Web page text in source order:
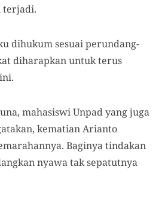
terjadi.
dihukum sesuai perundang-
diharapkan untuk terus
mahasiswi Unpad yang juga
, kematianArianto
. Baginya tindakan
nyawa tak sepatutnya